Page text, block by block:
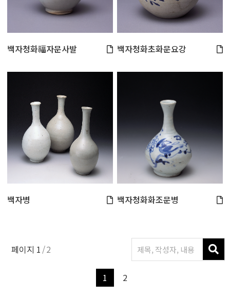
백자청화福자문사발 백자청화초화문요강
백자병 백자청화화조문병
페이지 1 2
1 2